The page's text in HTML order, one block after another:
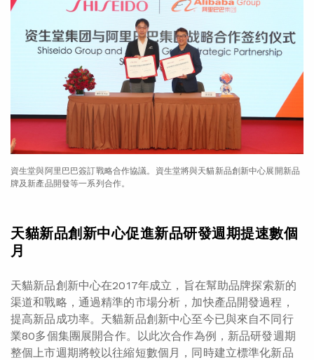
資生堂與阿里巴巴簽訂戰略合作協議。資生堂將與天貓新品創新中心展開新品
牌及新產品開發等一系列合作。
天貓新品創新中心促進新品研發週期提速數個
月
天貓新品創新中心在2017年成立，旨在幫助品牌探索新的
渠道和戰略，通過精準的市場分析，加快產品開發過程，
提高新品成功率。天貓新品創新中心至今已與來自不同行
業80多個集團展開合作。以此次合作為例，新品研發週期
整個上市週期將較以往縮短數個月，同時建立標準化新品